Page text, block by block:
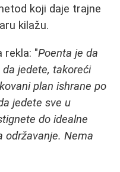
koji daje trajne
kilažu.
rekla: "Poenta je da
jedete, takoreći
plan ishrane po
jedete sve u
do idealne
održavanje. Nema